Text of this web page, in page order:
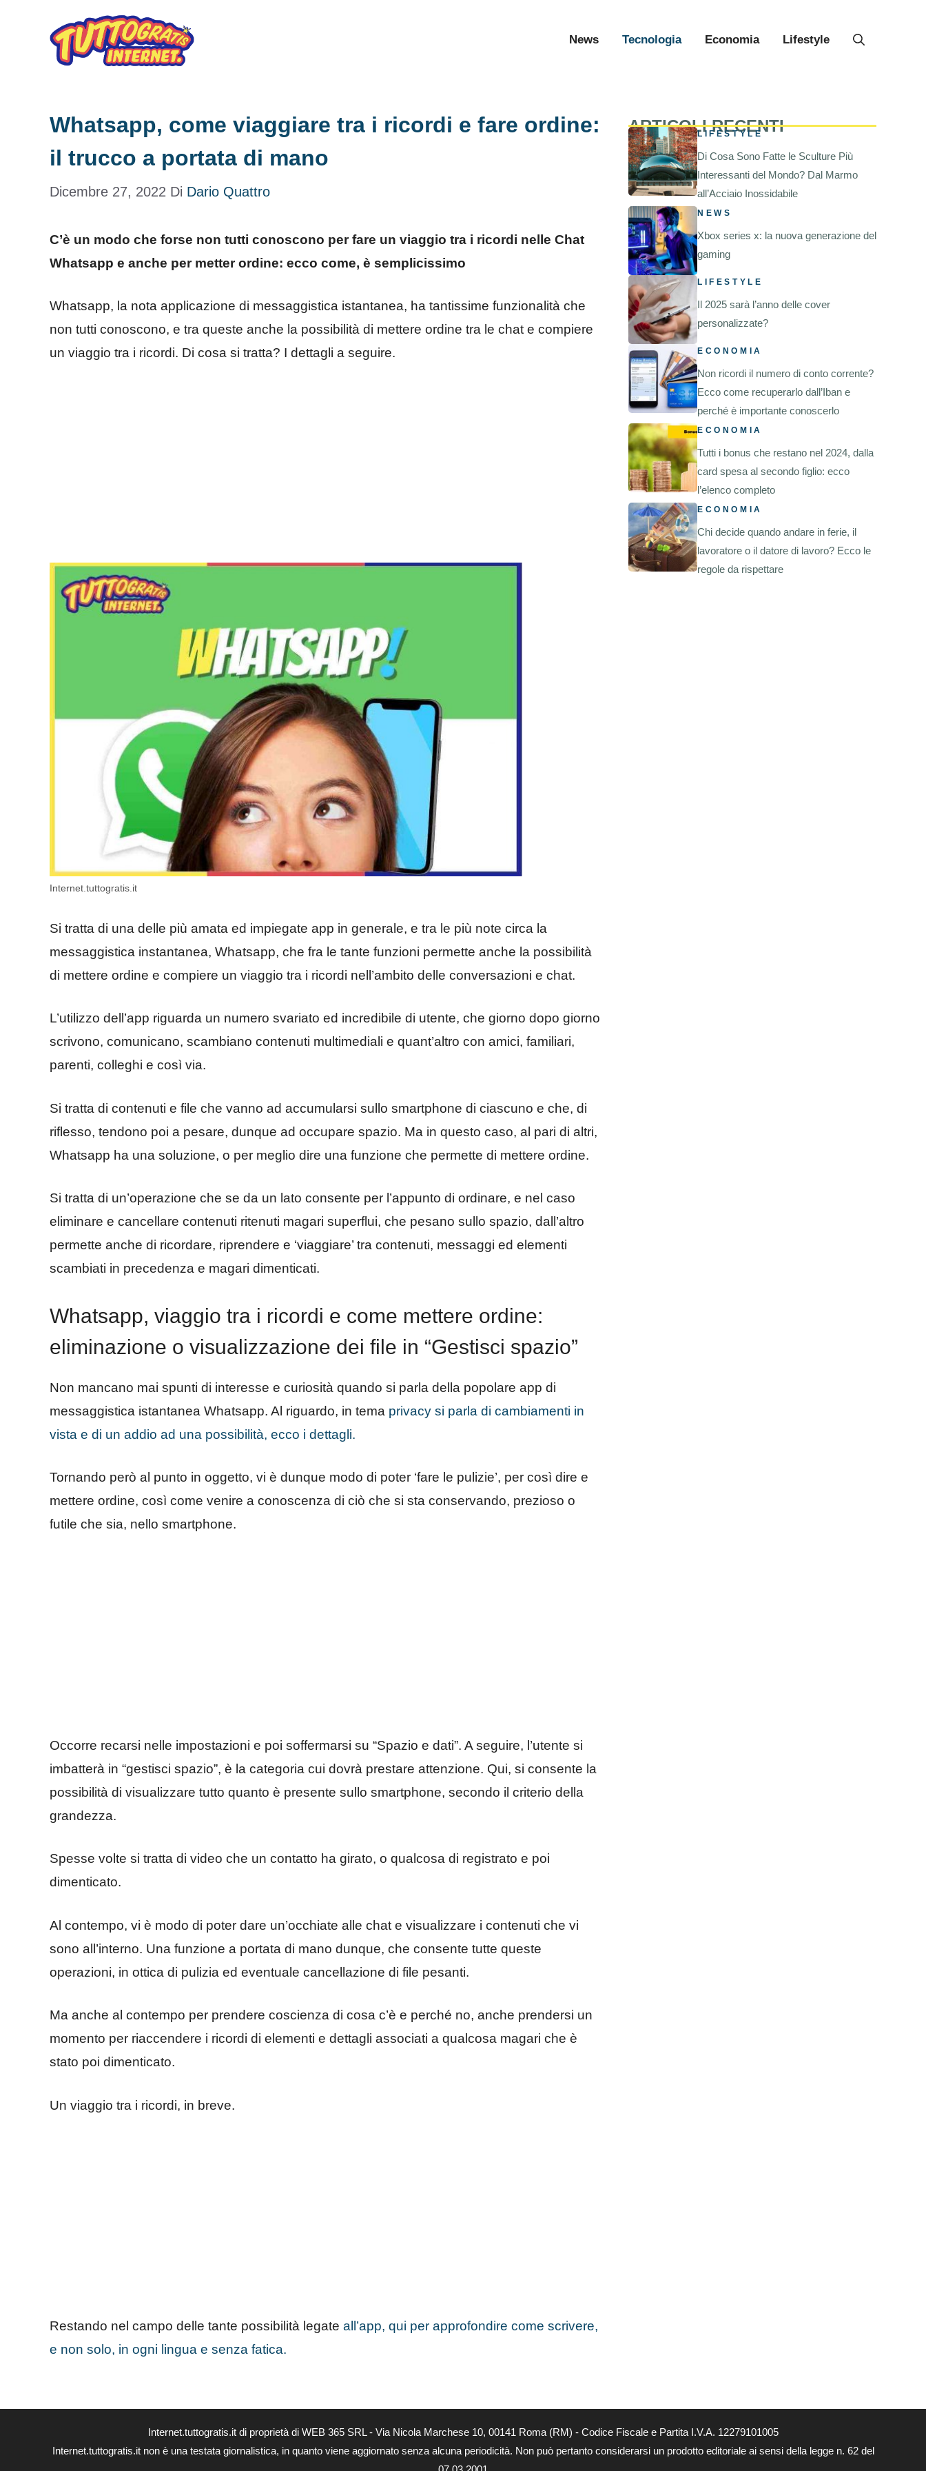
contenuto
News Tecnologia Economia Lifestyle
Whatsapp, come viaggiare tra i ricordi e fare ordine:
il trucco a portata di mano
Dicembre 27, 2022 Di Dario Quattro
C’è un modo che forse non tutti conoscono per fare un viaggio tra i ricordi nelle Chat
Whatsapp e anche per metter ordine: ecco come, è semplicissimo
Whatsapp, la nota applicazione di messaggistica istantanea, ha tantissime funzionalità che
non tutti conoscono, e tra queste anche la possibilità di mettere ordine tra le chat e compiere
un viaggio tra i ricordi. Di cosa si tratta? I dettagli a seguire.
Internet.tuttogratis.it
Si tratta di una delle più amata ed impiegate app in generale, e tra le più note circa la
messaggistica instantanea, Whatsapp, che fra le tante funzioni permette anche la possibilità
di mettere ordine e compiere un viaggio tra i ricordi nell’ambito delle conversazioni e chat.
L’utilizzo dell’app riguarda un numero svariato ed incredibile di utente, che giorno dopo giorno
scrivono, comunicano, scambiano contenuti multimediali e quant’altro con amici, familiari,
parenti, colleghi e così via.
Si tratta di contenuti e file che vanno ad accumularsi sullo smartphone di ciascuno e che, di
riflesso, tendono poi a pesare, dunque ad occupare spazio. Ma in questo caso, al pari di altri,
Whatsapp ha una soluzione, o per meglio dire una funzione che permette di mettere ordine.
Si tratta di un’operazione che se da un lato consente per l’appunto di ordinare, e nel caso
eliminare e cancellare contenuti ritenuti magari superflui, che pesano sullo spazio, dall’altro
permette anche di ricordare, riprendere e ‘viaggiare’ tra contenuti, messaggi ed elementi
scambiati in precedenza e magari dimenticati.
Whatsapp, viaggio tra i ricordi e come mettere ordine:
eliminazione o visualizzazione dei file in “Gestisci spazio”
Non mancano mai spunti di interesse e curiosità quando si parla della popolare app di
messaggistica istantanea Whatsapp. Al riguardo, in tema privacy si parla di cambiamenti in
vista e di un addio ad una possibilità, ecco i dettagli.
Tornando però al punto in oggetto, vi è dunque modo di poter ‘fare le pulizie’, per così dire e
mettere ordine, così come venire a conoscenza di ciò che si sta conservando, prezioso o
futile che sia, nello smartphone.
Occorre recarsi nelle impostazioni e poi soffermarsi su “Spazio e dati”. A seguire, l’utente si
imbatterà in “gestisci spazio”, è la categoria cui dovrà prestare attenzione. Qui, si consente la
possibilità di visualizzare tutto quanto è presente sullo smartphone, secondo il criterio della
grandezza.
Spesse volte si tratta di video che un contatto ha girato, o qualcosa di registrato e poi
dimenticato.
Al contempo, vi è modo di poter dare un’occhiate alle chat e visualizzare i contenuti che vi
sono all’interno. Una funzione a portata di mano dunque, che consente tutte queste
operazioni, in ottica di pulizia ed eventuale cancellazione di file pesanti.
Ma anche al contempo per prendere coscienza di cosa c’è e perché no, anche prendersi un
momento per riaccendere i ricordi di elementi e dettagli associati a qualcosa magari che è
stato poi dimenticato.
Un viaggio tra i ricordi, in breve.
Restando nel campo delle tante possibilità legate all’app, qui per approfondire come scrivere,
e non solo, in ogni lingua e senza fatica.
ARTICOLI RECENTI
LIFESTYLE
Di Cosa Sono Fatte le Sculture Più
Interessanti del Mondo? Dal Marmo
all’Acciaio Inossidabile
NEWS
Xbox series x: la nuova generazione del
gaming
LIFESTYLE
Il 2025 sarà l’anno delle cover
personalizzate?
ECONOMIA
Non ricordi il numero di conto corrente?
Ecco come recuperarlo dall’Iban e
perché è importante conoscerlo
ECONOMIA
Tutti i bonus che restano nel 2024, dalla
card spesa al secondo figlio: ecco
l’elenco completo
ECONOMIA
Chi decide quando andare in ferie, il
lavoratore o il datore di lavoro? Ecco le
regole da rispettare
Internet.tuttogratis.it di proprietà di WEB 365 SRL - Via Nicola Marchese 10, 00141 Roma (RM) - Codice Fiscale e Partita I.V.A. 12279101005
Internet.tuttogratis.it non è una testata giornalistica, in quanto viene aggiornato senza alcuna periodicità. Non può pertanto considerarsi un prodotto editoriale ai sensi della legge n. 62 del